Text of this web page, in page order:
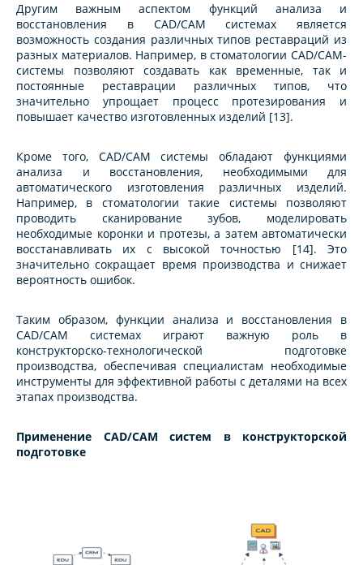
Другим важным аспектом функций анализа и
восстановления в CAD/CAM системах является
возможность создания различных типов реставраций из
разных материалов. Например, в стоматологии CAD/CAM-
системы позволяют создавать как временные, так и
постоянные реставрации различных типов, что
значительно упрощает процесс протезирования и
повышает качество изготовленных изделий [13].
Кроме того, CAD/CAM системы обладают функциями
анализа и восстановления, необходимыми для
автоматического изготовления различных изделий.
Например, в стоматологии такие системы позволяют
проводить сканирование зубов, моделировать
необходимые коронки и протезы, а затем автоматически
восстанавливать их с высокой точностью [14]. Это
значительно сокращает время производства и снижает
вероятность ошибок.
Таким образом, функции анализа и восстановления в
CAD/CAM системах играют важную роль в
конструкторско-технологической подготовке
производства, обеспечивая специалистам необходимые
инструменты для эффективной работы с деталями на всех
этапах производства.
Применение CAD/CAM систем в конструкторской
подготовке